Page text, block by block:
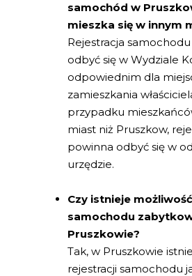
samochód w
mieszka się w innym
Rejestracja
odbyć się w Wydziale
odpowiednim dla
zamieszkania
przypadku
miast niż Pruszkow,
powinna odbyć się w
urzędzie.
Czy istnieje
samochodu
Pruszkowie?
Tak, w Pruszkowie
rejestracji samochodu